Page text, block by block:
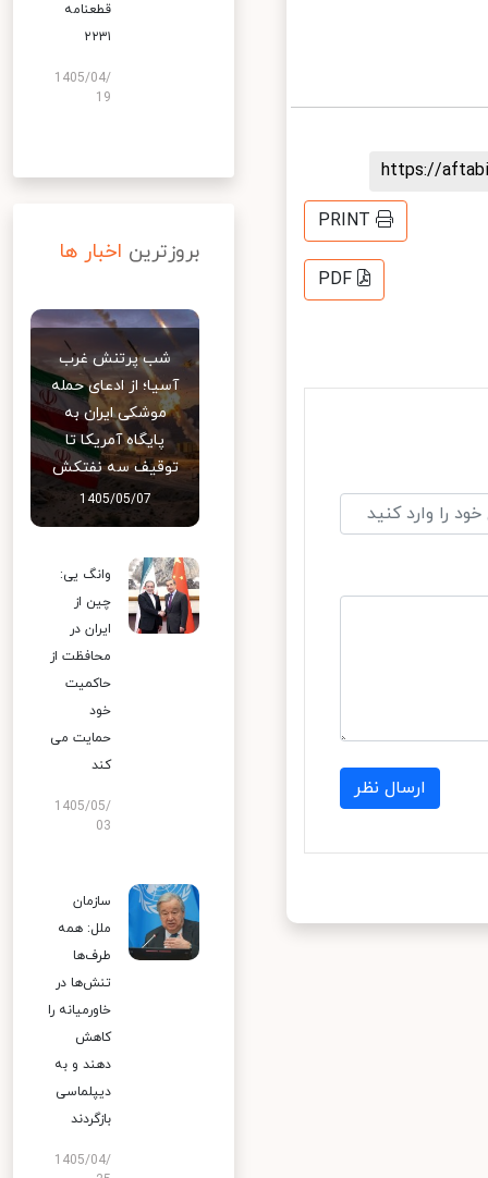
https://
PRINT
PDF
ارسال نظر
قطعنامه
۲۲۳۱
1405/04/
19
بروزترین اخبار ها
شب پرتنش غرب
آسیا؛ از ادعای حمله
موشکی ایران به
پایگاه آمریکا تا
توقیف سه نفتکش
1405/05/07
وانگ یی:
چین از
ایران در
محافظت از
حاکمیت
خود
حمایت می
کند
1405/05/
03
سازمان
ملل: همه
طرف‌ها
تنش‌ها در
خاورمیانه را
کاهش
دهند و به
دیپلماسی
بازگردند
1405/04/